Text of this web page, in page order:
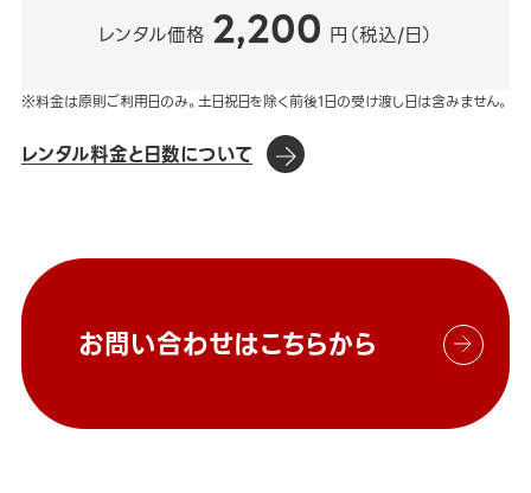
レンタル価格 2,200 円（税込/日）
※料金は原則ご利用日のみ。土日祝日を除く前後1日の受け渡し日は含みません。
レンタル料金と日数について
お問い合わせはこちらから